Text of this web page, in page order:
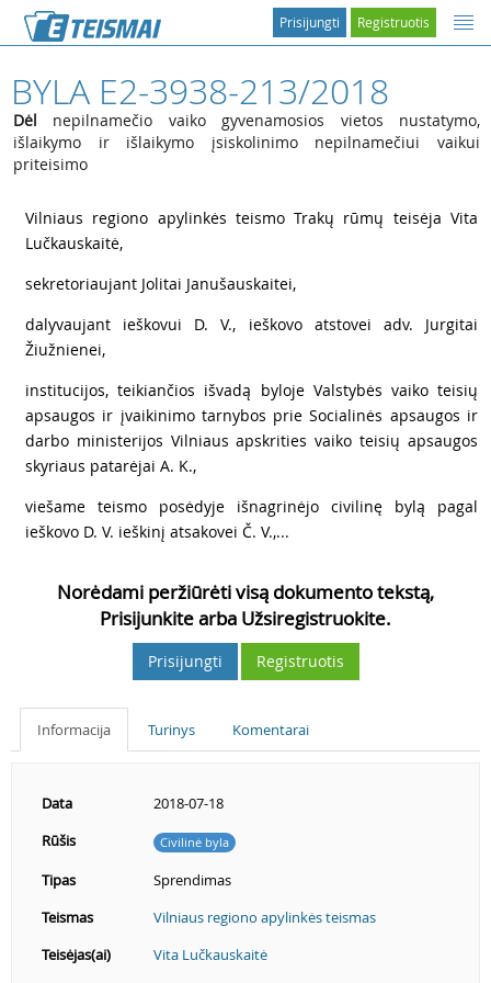
Registruotis
Prisijungti
BYLA E2-3938-213/2018
Dėl nepilnamečio vaiko gyvenamosios vietos nustatymo,
išlaikymo ir išlaikymo įsiskolinimo nepilnamečiui vaikui
priteisimo
Vilniaus regiono apylinkės teismo Trakų rūmų teisėja Vita
Lučkauskaitė,
sekretoriaujant Jolitai Janušauskaitei,
dalyvaujant ieškovui D. V., ieškovo atstovei adv. Jurgitai
Žiužnienei,
institucijos, teikiančios išvadą byloje Valstybės vaiko teisių
apsaugos ir įvaikinimo tarnybos prie Socialinės apsaugos ir
darbo ministerijos Vilniaus apskrities vaiko teisių apsaugos
skyriaus patarėjai A. K.,
viešame teismo posėdyje išnagrinėjo civilinę bylą pagal
ieškovo D. V. ieškinį atsakovei Č. V.,...
Norėdami peržiūrėti visą dokumento tekstą,
Prisijunkite arba Užsiregistruokite.
Prisijungti Registruotis
Informacija Turinys Komentarai
Data
2018-07-18
Rūšis
Civilinė byla
Tipas
Sprendimas
Teismas
Vilniaus regiono apylinkės teismas
Teisėjas(ai)
Vita Lučkauskaitė